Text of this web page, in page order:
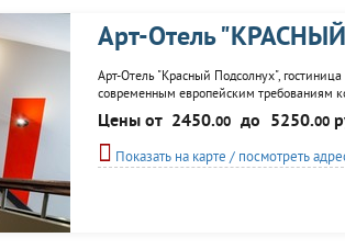
Арт-Отель
Арт-Отель "Красный Подсолнух",
современным европейским требованиям
!!!
Цены от 2450.00 до 5250.00
Показать на карте / посмотреть